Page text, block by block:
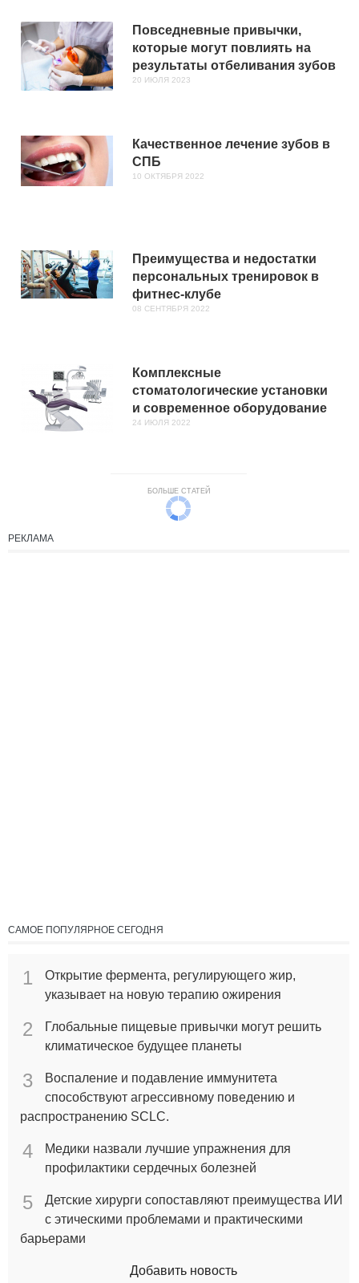
Повседневные привычки,
которые могут повлиять на
результаты отбеливания зубов
20 ИЮЛЯ 2023
Качественное лечение зубов в
СПБ
10 ОКТЯБРЯ 2022
Преимущества и недостатки
персональных тренировок в
фитнес-клубе
08 СЕНТЯБРЯ 2022
Комплексные
стоматологические установки
и современное оборудование
24 ИЮЛЯ 2022
БОЛЬШЕ СТАТЕЙ
РЕКЛАМА
САМОЕ ПОПУЛЯРНОЕ СЕГОДНЯ
1
Открытие фермента, регулирующего жир,
указывает на новую терапию ожирения
2
Глобальные пищевые привычки могут решить
климатическое будущее планеты
3
Воспаление и подавление иммунитета
способствуют агрессивному поведению и
распространению SCLC.
4
Медики назвали лучшие упражнения для
профилактики сердечных болезней
5
Детские хирурги сопоставляют преимущества ИИ
с этическими проблемами и практическими
барьерами
Добавить новость